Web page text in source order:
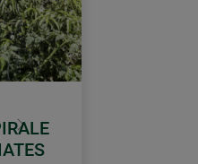
Continuer